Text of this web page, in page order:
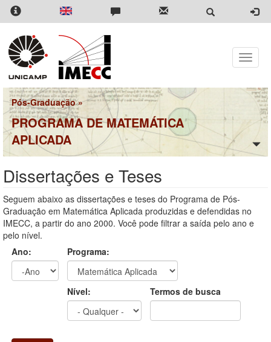
Pular
para
conteúdo
principal
Toggle
Pós-Graduação»
PROGRAMA DE MATEMÁTICA
APLICADA
Dissertações e Teses
Seguem abaixo as dissertações e teses do Programa de Pós-
Graduação em Matemática Aplicada produzidas e defendidas no
IMECC, a partir do ano 2000. Você pode filtrar a saída pelo ano e
pelo nível.
Ano:
Programa:
Nível: Termos de busca